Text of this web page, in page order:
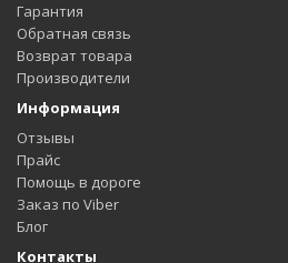
Гарантия
Обратная связь
Возврат товара
Производители
Информация
Отзывы
Прайс
Помощь в дороге
Заказ по Viber
Блог
Контакты